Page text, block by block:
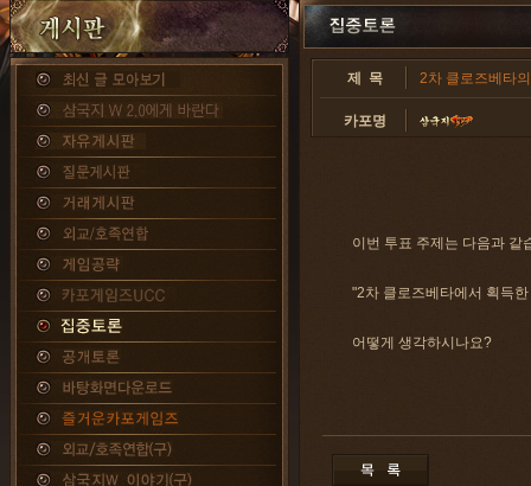
제 목 2차 클로즈베타
카포명
이번 투표 주제는 다음과 같
"2차 클로즈베타에서 획득
어떻게 생각하시나요?